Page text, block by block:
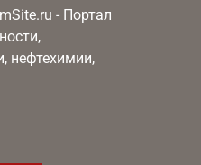
- Портал
нефтехимии,